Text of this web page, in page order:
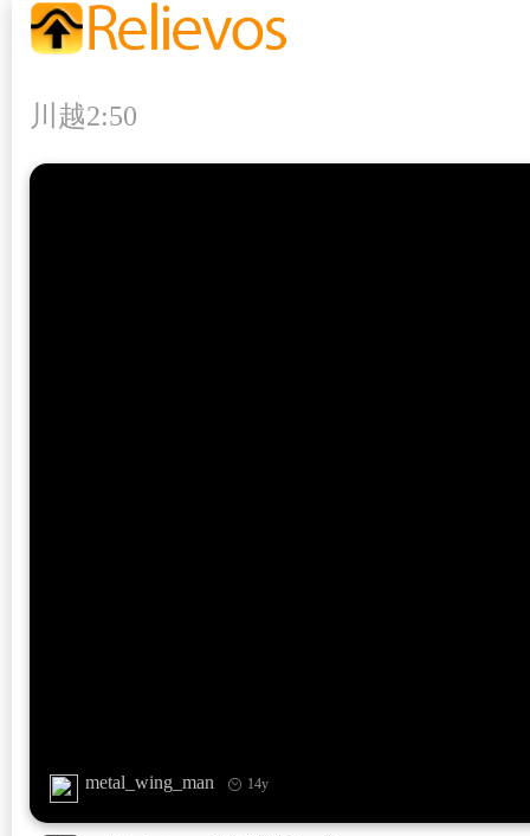
川越2:50
metal_wing_man 14y